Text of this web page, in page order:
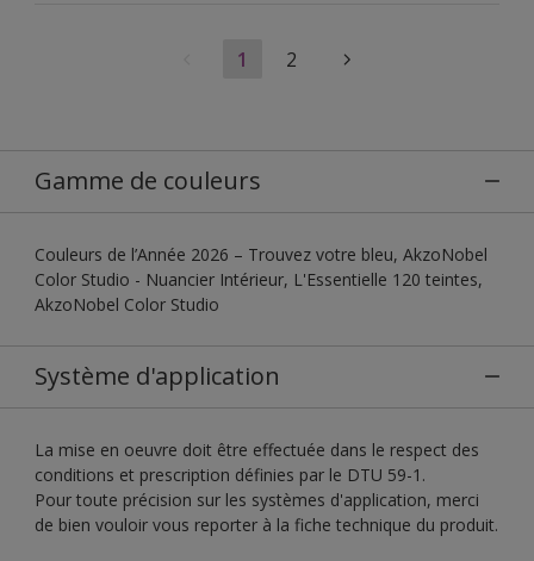
1 2
Gamme de couleurs
Couleurs de l’Année 2026 – Trouvez votre bleu, AkzoNobel
Color Studio - Nuancier Intérieur, L'Essentielle 120 teintes,
AkzoNobel Color Studio
Système d'application
La mise en oeuvre doit être effectuée dans le respect des
conditions et prescription définies par le DTU 59-1.
Pour toute précision sur les systèmes d'application, merci
de bien vouloir vous reporter à la fiche technique du produit.